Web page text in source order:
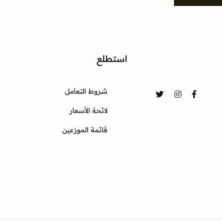
Facebook
Instagram
Twitter
استطلع
شروط التعامل
لائحة الأسعار
قائمة الموزعين